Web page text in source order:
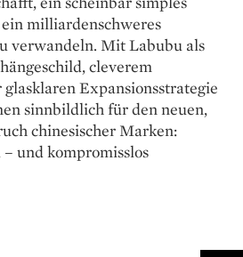
milliardenschweres
verwandeln. Mit Labubu als
cleverem
Expansionsstrategie
sinnbildlich für den neuen,
chinesischer Marken:
und kompromisslos